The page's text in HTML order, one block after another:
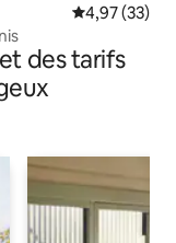
Évaluation
4,97 (33)
des tarifs